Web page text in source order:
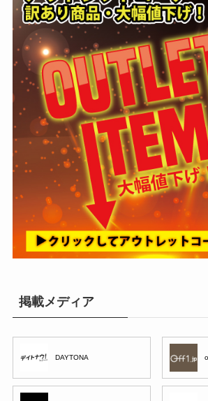
掲載メディア
DAYTONA